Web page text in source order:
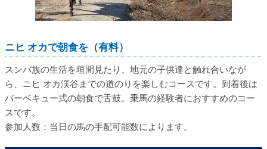
ニヒ オカで朝食を（有料）
スンバ族の生活を垣間見たり、地元の子供達と触れ合いなが
ら、ニヒ オカ渓谷までの道のりを楽しむコースです。到着後は
バーベキュー式の朝食で舌鼓。乗馬の経験者におすすめのコー
スです。
参加人数：当日の馬の手配可能数によります。